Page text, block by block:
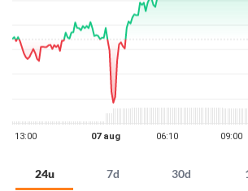
24u 7d 30d